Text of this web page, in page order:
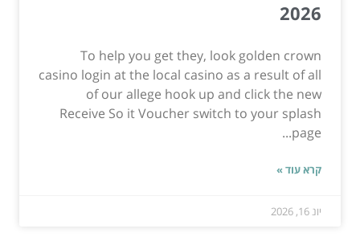
2026
To help you get they, look golden crown
casino login at the local casino as a result of all
of our allege hook up and click the new
Receive So it Voucher switch to your splash
page...
קרא עוד »
יונ 16, 2026